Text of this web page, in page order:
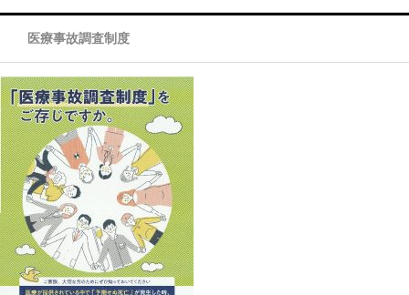
医療事故調査制度